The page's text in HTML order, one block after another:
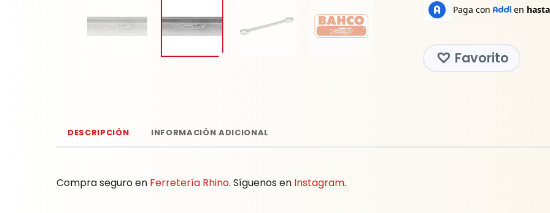
Favorito
DESCRIPCIÓN INFORMACIÓN ADICIONAL
Compra seguro en Ferretería Rhino. Síguenos en Instagram.